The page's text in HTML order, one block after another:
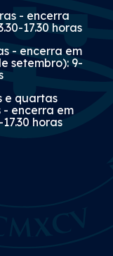
- encerra
17.30 horas
- encerra em
setembro): 9-
e quartas
encerra em
horas